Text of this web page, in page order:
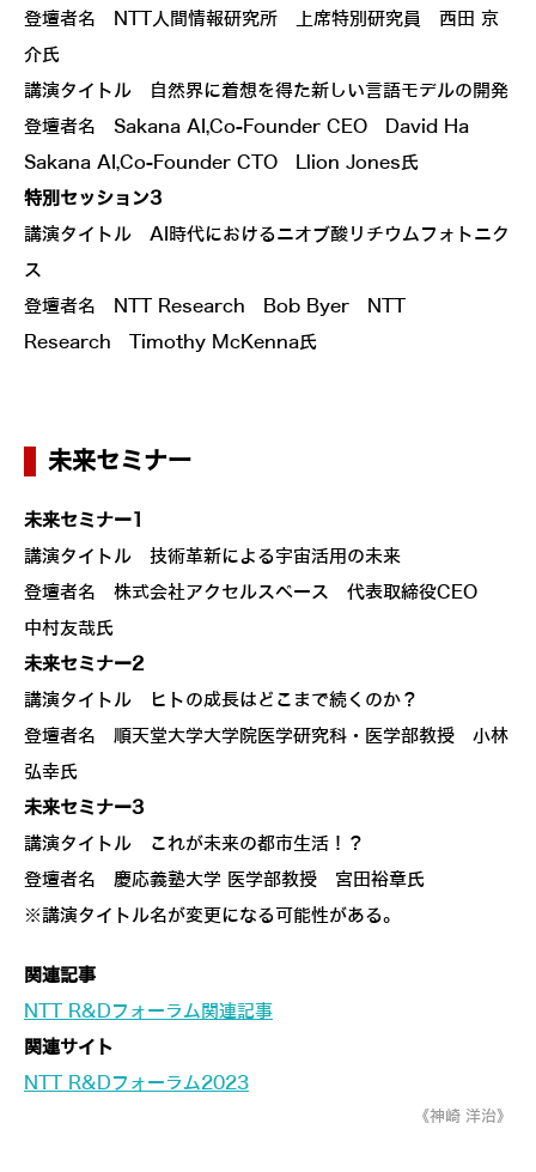
登壇者名 NTT人間情報研究所 上席特別研究員 西田 京
介氏
講演タイトル 自然界に着想を得た新しい言語モデルの開発
登壇者名 Sakana AI,Co-Founder CEO David Ha
Sakana AI,Co-Founder CTO Llion Jones氏
特別セッション3
講演タイトル AI時代におけるニオブ酸リチウムフォトニク
ス
登壇者名 NTT Research Bob Byer NTT
Research Timothy McKenna氏
未来セミナー
未来セミナー1
講演タイトル 技術革新による宇宙活用の未来
登壇者名 株式会社アクセルスペース 代表取締役CEO
中村友哉氏
未来セミナー2
講演タイトル ヒトの成長はどこまで続くのか？
登壇者名 順天堂大学大学院医学研究科・医学部教授 小林
弘幸氏
未来セミナー3
講演タイトル これが未来の都市生活！？
登壇者名 慶応義塾大学 医学部教授 宮田裕章氏
※講演タイトル名が変更になる可能性がある。
関連記事
NTT R&Dフォーラム関連記事
関連サイト
NTT R&Dフォーラム2023
《神崎 洋治》